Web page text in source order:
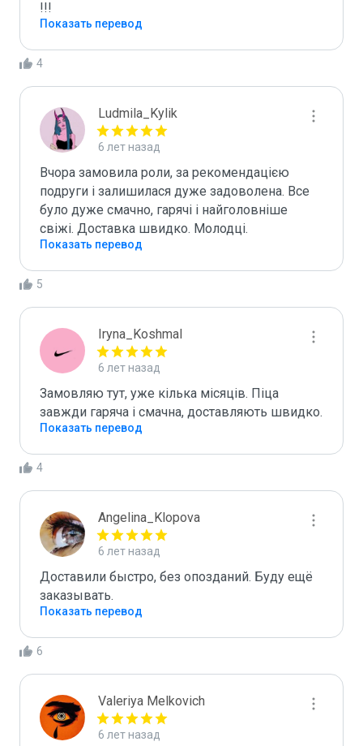
!!!
Показать перевод
4
Ludmila_Kylik
6 лет назад
Вчора замовила роли, за рекомендацією
подруги і залишилася дуже задоволена. Все
було дуже смачно, гарячі і найголовніше
свіжі. Доставка швидко. Молодці.
Показать перевод
5
Iryna_Koshmal
6 лет назад
Замовляю тут, уже кілька місяців. Піца
Показать перевод
4
Angelina_Klopova
6 лет назад
Доставили быстро, без опозданий. Буду ещё
заказывать.
Показать перевод
6
Valeriya Melkovich
6 лет назад